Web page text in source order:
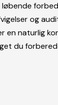
og
en naturlig
du